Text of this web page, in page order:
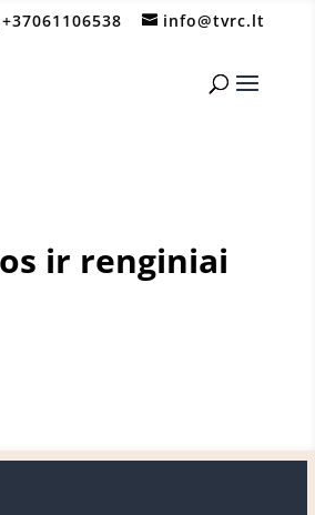
+37061106538 info@tvrc.lt
ir renginiai